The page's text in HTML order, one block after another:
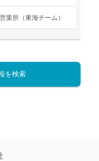
業所（東海チーム）
を検索